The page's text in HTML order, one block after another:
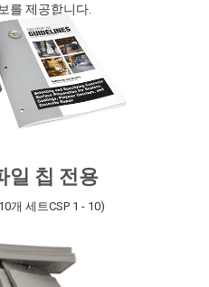
를 제공합니다.
일 칩 전용
개 세트CSP 1 - 10)